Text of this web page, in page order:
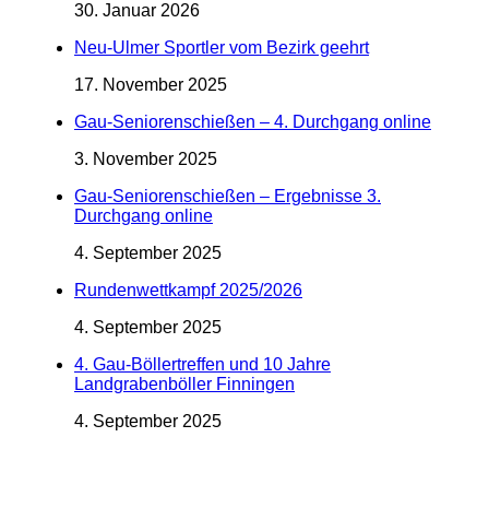
30. Januar 2026
Neu-Ulmer Sportler vom Bezirk geehrt
17. November 2025
Gau-Seniorenschießen – 4. Durchgang online
3. November 2025
Gau-Seniorenschießen – Ergebnisse 3.
Durchgang online
4. September 2025
Rundenwettkampf 2025/2026
4. September 2025
4. Gau-Böllertreffen und 10 Jahre
Landgrabenböller Finningen
4. September 2025